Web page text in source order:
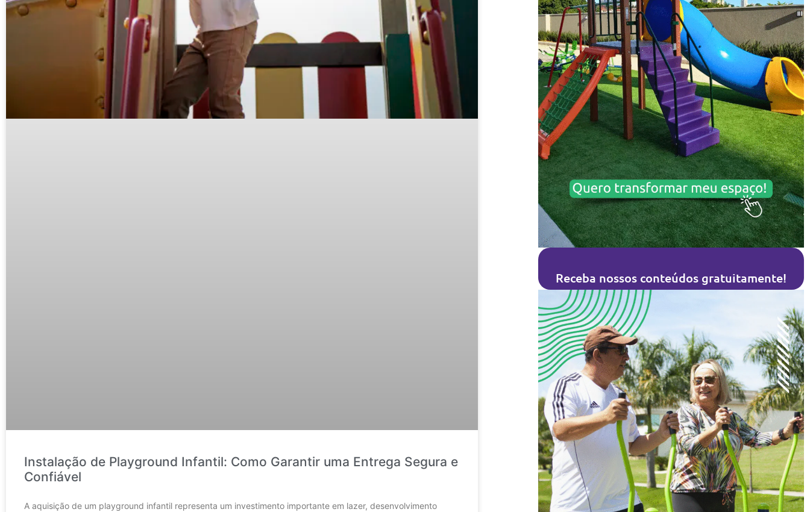
Instalação de Playground Infantil: Como Garantir uma Entrega Segura e
Confiável
A aquisição de um playground infantil representa um investimento importante em lazer, desenvolvimento
Receba nossos conteúdos gratuitamente!